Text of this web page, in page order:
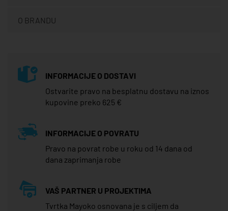
O BRANDU
INFORMACIJE O DOSTAVI
Ostvarite pravo na besplatnu dostavu na iznos
kupovine preko 625 €
INFORMACIJE O POVRATU
Pravo na povrat robe u roku od 14 dana od
dana zaprimanja robe
VAŠ PARTNER U PROJEKTIMA
Tvrtka Mayoko osnovana je s ciljem da